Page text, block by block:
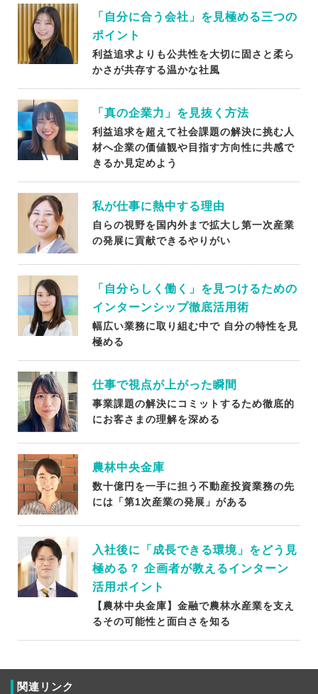
「自分に合う会社」を見極める三つの
ポイント
利益追求よりも公共性を大切に固さと柔ら
かさが共存する温かな社風
「真の企業力」を見抜く方法
利益追求を超えて社会課題の解決に挑む人
材へ企業の価値観や目指す方向性に共感で
きるか見定めよう
私が仕事に熱中する理由
自らの視野を国内外まで拡大し第一次産業
の発展に貢献できるやりがい
「自分らしく働く」を見つけるための
インターンシップ徹底活用術
幅広い業務に取り組む中で 自分の特性を見
極める
仕事で視点が上がった瞬間
事業課題の解決にコミットするため徹底的
にお客さまの理解を深める
農林中央金庫
数十億円を一手に担う不動産投資業務の先
には「第1次産業の発展」がある
入社後に「成長できる環境」をどう見
極める？ 企画者が教えるインターン
活用ポイント
【農林中央金庫】金融で農林水産業を支え
るその可能性と面白さを知る
関連リンク